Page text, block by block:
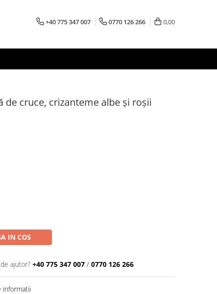
+40 775 347 007 0770 126 266 0,00
de cruce, crizanteme albe și roșii
IN COS
ajutor? +40 775 347 007 / 0770 126 266
informatii